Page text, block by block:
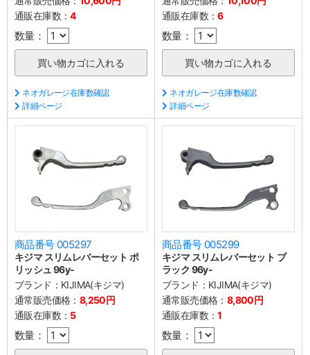
通販在庫数：4
数量：
ネオガレージ在庫数確認
詳細ページ
通販在庫数：6
数量：
ネオガレージ在庫数確認
詳細ページ
商品番号 005297
キジマ スリムレバーセット ポ
リッシュ 96y-
ブランド： KIJIMA(キジマ)
通常販売価格： 8,250円
通販在庫数： 5
数量：
商品番号 005299
キジマ スリムレバーセット ブ
ラック 96y-
ブランド： KIJIMA(キジマ)
通常販売価格： 8,800円
通販在庫数：1
数量：